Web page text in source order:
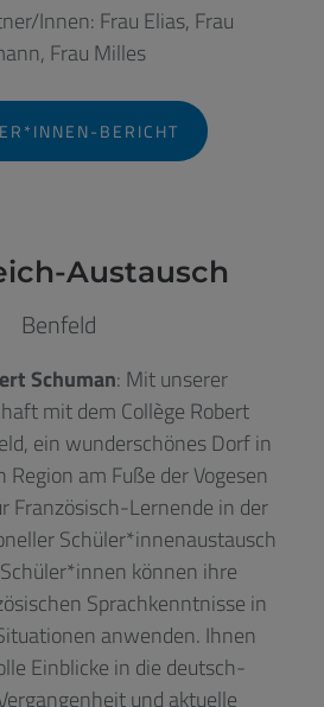
Innen: Frau Elias, Frau
Frau Milles
BERICHT
Austausch
Benfeld
Schuman: Mit unserer
mit dem Collège Robert
ein wunderschönes Dorf in
am Fuße der Vogesen
Französisch-Lernende in der
Schüler*innenaustausch
können ihre
Sprachkenntnisse in
anwenden. Ihnen
Einblicke in die deutsch-
und aktuelle